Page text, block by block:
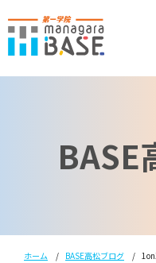
BASE
ホーム BASE高松ブログ